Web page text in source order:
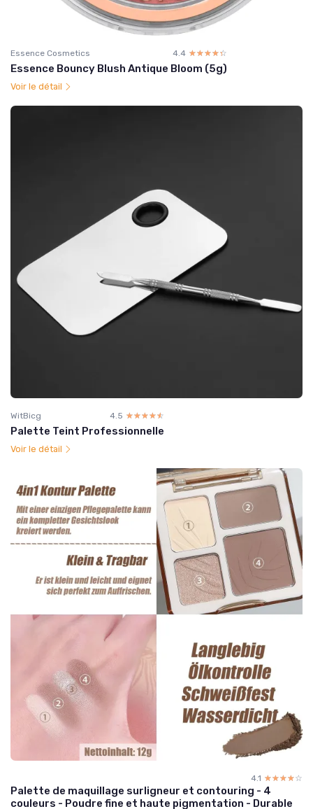
Essence Cosmetics 4.4 ☆☆☆☆☆
★★★★★
Essence Bouncy Blush Antique Bloom (5g)
Voir le détail
WitBicg 4.5 ☆☆☆☆☆
★★★★★
Palette Teint Professionnelle
Voir le détail
4.1 ☆☆☆☆☆
★★★★★
Palette de maquillage surligneur et contouring - 4
couleurs - Poudre fine et haute pigmentation - Durable